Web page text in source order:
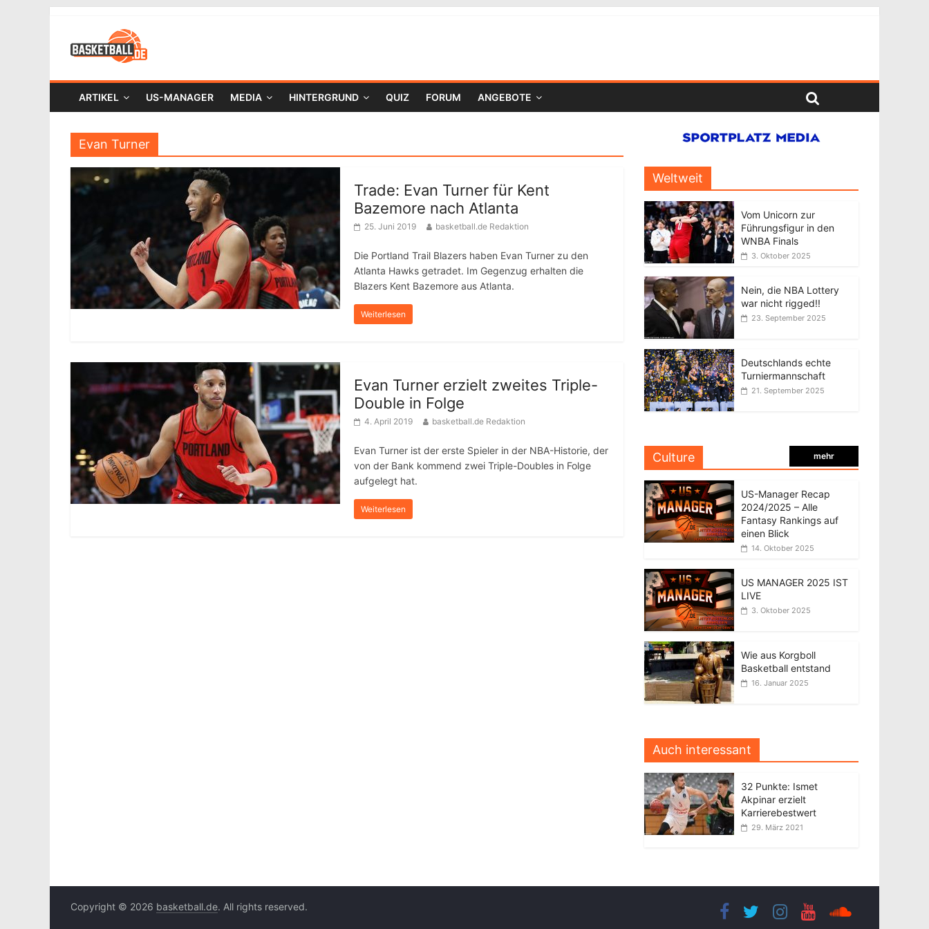
ARTIKEL US-MANAGER MEDIA HINTERGRUND QUIZ FORUM ANGEBOTE
Evan Turner
Trade: Evan Turner für Kent
Bazemore nach Atlanta
25. Juni 2019 basketball.de Redaktion
Die Portland Trail Blazers haben Evan Turner zu den
Atlanta Hawks getradet. Im Gegenzug erhalten die
Blazers Kent Bazemore aus Atlanta.
Weiterlesen
Evan Turner erzielt zweites Triple-
Double in Folge
4. April 2019 basketball.de Redaktion
Evan Turner ist der erste Spieler in der NBA-Historie, der
von der Bank kommend zwei Triple-Doubles in Folge
aufgelegt hat.
Weiterlesen
Weltweit
Vom Unicorn zur
Führungsfigur in den
WNBA Finals
3. Oktober 2025
Nein, die NBA Lottery
war nicht rigged!!
23. September 2025
Deutschlands echte
Turniermannschaft
21. September 2025
Culture mehr
US-Manager Recap
2024/2025 – Alle
Fantasy Rankings auf
einen Blick
14. Oktober 2025
US MANAGER 2025 IST
LIVE
3. Oktober 2025
Wie aus Korgboll
Basketball entstand
16. Januar 2025
Auch interessant
32 Punkte: Ismet
Akpinar erzielt
Karrierebestwert
29. März 2021
Copyright © 2026 basketball.de. All rights reserved.